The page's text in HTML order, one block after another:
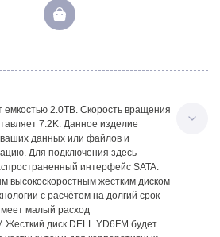
емкостью 2.0TB. Скорость вращения
7.2K. Данное изделие
ваших данных или файлов и
Для подключения здесь
интерфейс SATA.
высокоскоростным жестким диском
с расчётом на долгий срок
малый расход
Жесткий диск DELL YD6FM будет